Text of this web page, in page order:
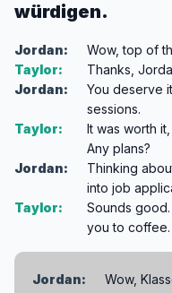
würdigen.
Jordan:
Wow, top of
Taylor:
Thanks,
Jordan:
You deserve
sessions.
Taylor:
It was worth
Any plans?
Jordan:
Thinking
into job
Taylor:
Sounds good.
you to coffee.
Jordan:
Wow,